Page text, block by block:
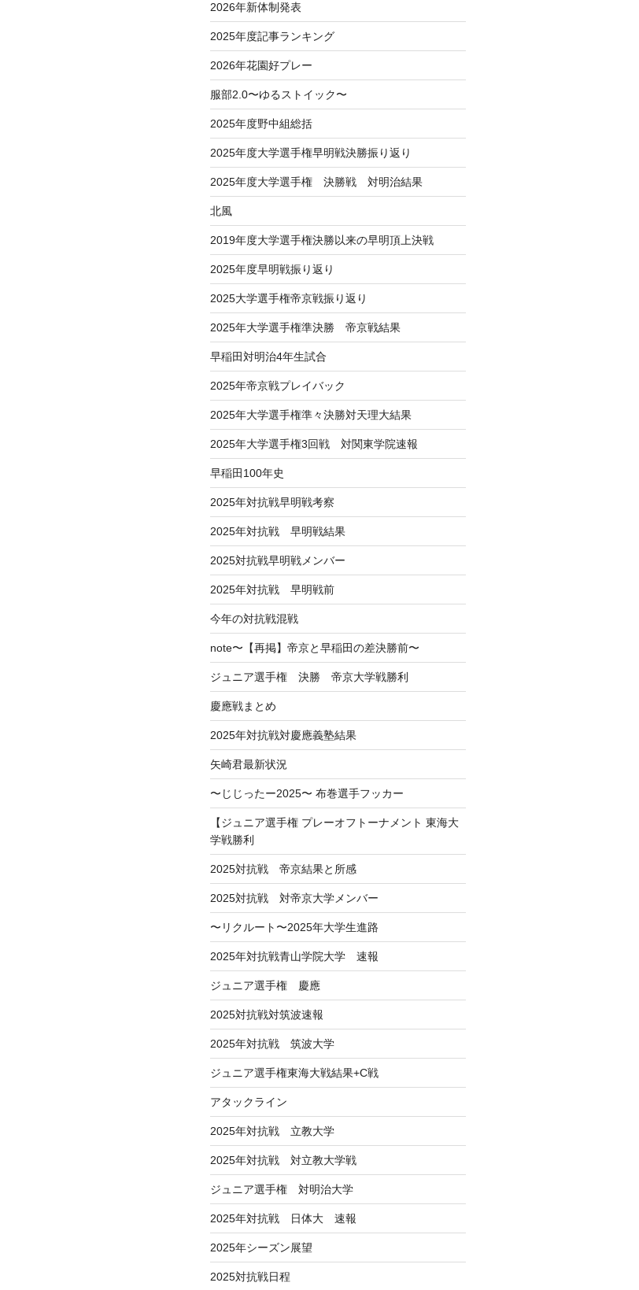
2026年新体制発表
2025年度記事ランキング
2026年花園好プレー
服部2.0〜ゆるストイック〜
2025年度野中組総括
2025年度大学選手権早明戦決勝振り返り
2025年度大学選手権 決勝戦 対明治結果
北風
2019年度大学選手権決勝以来の早明頂上決戦
2025年度早明戦振り返り
2025大学選手権帝京戦振り返り
2025年大学選手権準決勝 帝京戦結果
早稲田対明治4年生試合
2025年帝京戦プレイバック
2025年大学選手権準々決勝対天理大結果
2025年大学選手権3回戦 対関東学院速報
早稲田100年史
2025年対抗戦早明戦考察
2025年対抗戦 早明戦結果
2025対抗戦早明戦メンバー
2025年対抗戦 早明戦前
今年の対抗戦混戦
note〜【再掲】帝京と早稲田の差決勝前〜
ジュニア選手権 決勝 帝京大学戦勝利
慶應戦まとめ
2025年対抗戦対慶應義塾結果
矢崎君最新状況
〜じじったー2025〜 布巻選手フッカー
【ジュニア選手権 プレーオフトーナメント 東海大
学戦勝利
2025対抗戦 帝京結果と所感
2025対抗戦 対帝京大学メンバー
〜リクルート〜2025年大学生進路
2025年対抗戦青山学院大学 速報
ジュニア選手権 慶應
2025対抗戦対筑波速報
2025年対抗戦 筑波大学
ジュニア選手権東海大戦結果+C戦
アタックライン
2025年対抗戦 立教大学
2025年対抗戦 対立教大学戦
ジュニア選手権 対明治大学
2025年対抗戦 日体大 速報
2025年シーズン展望
2025対抗戦日程